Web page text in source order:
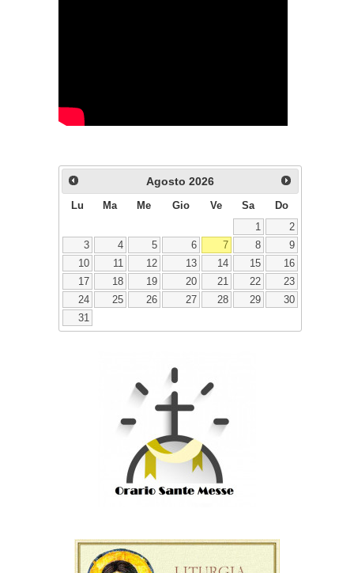
Agosto 2026
Lu Ma Me Gio Ve Sa
Do
1
2
3
4 5 6 7 8
9
10
11 12 13 14 15
16
17
18 19 20 21 22
23
24
25 26 27 28 29
30
31